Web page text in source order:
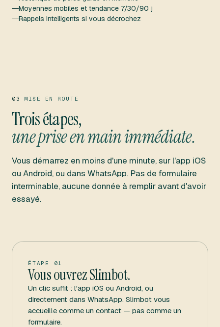
Moyennes mobiles et tendance 7/30/90 j
Rappels intelligents si vous décrochez
03 MISE EN ROUTE
Trois étapes,
une prise en main immédiate.
Vous démarrez en moins d'une minute, sur l'app iOS
ou Android, ou dans WhatsApp. Pas de formulaire
interminable, aucune donnée à remplir avant d'avoir
essayé.
ÉTAPE 01
Vous ouvrez Slimbot.
Un clic suffit : l'app iOS ou Android, ou
directement dans WhatsApp. Slimbot vous
accueille comme un contact — pas comme un
formulaire.